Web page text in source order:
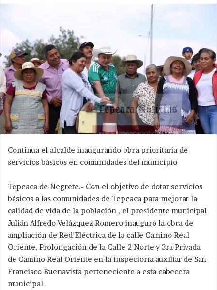
Continua el alcalde inaugurando obra prioritaria de
servicios básicos en comunidades del municipio
Tepeaca de Negrete.- Con el objetivo de dotar servicios
básicos a las comunidades de Tepeaca para mejorar la
calidad de vida de la población , el presidente municipal
Julián Alfredo Velázquez Romero inauguró la obra de
ampliación de Red Eléctrica de la calle Camino Real
Oriente, Prolongación de la Calle 2 Norte y 3ra Privada
de Camino Real Oriente en la inspectoría auxiliar de San
Francisco Buenavista perteneciente a esta cabecera
municipal .